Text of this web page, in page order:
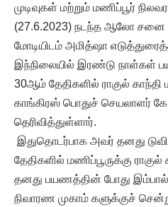
முடிவுகள் மற்றும் மணிப்பூர்
(27.6.2023) நடந்த ஆலோ சனை
மோடியிடம் அமித்ஷா
இந்நிலையில் இரண்டு நாள்கள்
30ஆம் தேதிகளில் ராகுல்
காங்கிரஸ் பொதுச் செயலாளர்
தெரிவித்துள்ளார்.
இதுதொடர்பாக அவர் தனது
தேதிகளில் மணிப்பூருக்கு
தனது பயணத்தின் போது இம்பால்
நிவாரண முகாம் களுக்குச்